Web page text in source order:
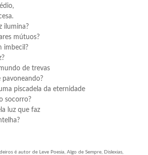
ilumina?
mútuos?
imbecil?
de trevas
pavoneando?
piscadela da eternidade
socorro?
luz que faz
é autor de Leve Poesia, Algo de Sempre, Dislexias,